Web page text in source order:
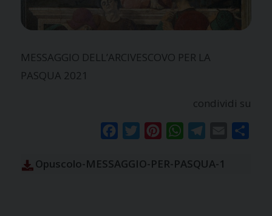
MESSAGGIO DELL’ARCIVESCOVO PER LA
PASQUA 2021
condividi su
FacebookTwitterPinterestWhatsAppTelegram
Email
Opuscolo-MESSAGGIO-PER-PASQUA-1